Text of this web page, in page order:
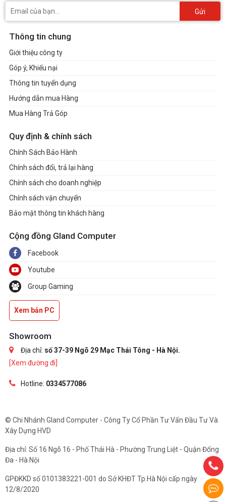
Gửi
Thông tin chung
Giới thiệu công ty
Góp ý, Khiếu nại
Thông tin tuyển dụng
Hướng dẫn mua Hàng
Mua Hàng Trả Góp
Quy định & chính sách
Chính Sách Bảo Hành
Chính sách đổi, trả lại hàng
Chính sách cho doanh nghiệp
Chính sách vận chuyển
Bảo mật thông tin khách hàng
Cộng đồng Gland Computer
Facebook
Youtube
Group Gaming
Xem bản PC
Showroom
Địa chỉ: số 37-39 Ngõ 29 Mạc Thái Tông - Hà Nội.
[Xem đường đi]
Hotline: 0334577086
© Chi Nhánh Gland Computer - Công Ty Cổ Phần Tư Vấn Đầu Tư Và
Xây Dựng HVD
Địa chỉ: Số 16 Ngõ 16 - Phố Thái Hà - Phường Trung Liệt - Quận Đống
Đa - Hà Nội
GPĐKKD số 0101383221-001 do Sở KHĐT Tp.Hà Nội cấp ngày
12/8/2020